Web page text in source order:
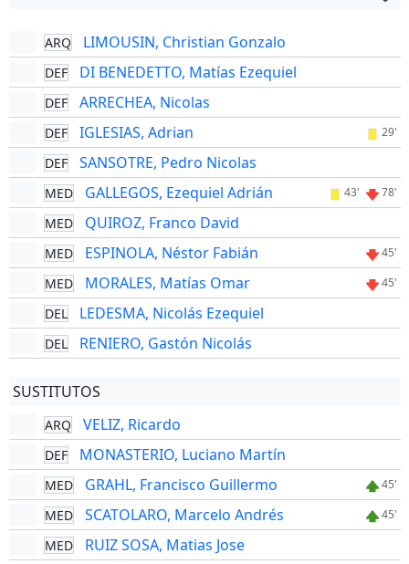
ARQ LIMOUSIN, Christian Gonzalo
DEF DI BENEDETTO, Matías Ezequiel
DEF ARRECHEA, Nicolas
DEF IGLESIAS, Adrian 29'
DEF SANSOTRE, Pedro Nicolas
MED GALLEGOS, Ezequiel Adrián 43' 78'
MED QUIROZ, Franco David
MED ESPINOLA, Néstor Fabián 45'
MED MORALES, Matías Omar 45'
DEL LEDESMA, Nicolás Ezequiel
DEL RENIERO, Gastón Nicolás
SUSTITUTOS
ARQ VELIZ, Ricardo
DEF MONASTERIO, Luciano Martín
MED GRAHL, Francisco Guillermo 45'
MED SCATOLARO, Marcelo Andrés 45'
MED RUIZ SOSA, Matias Jose